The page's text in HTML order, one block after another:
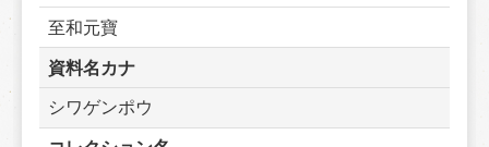
至和元寶
資料名カナ
シワゲンポウ